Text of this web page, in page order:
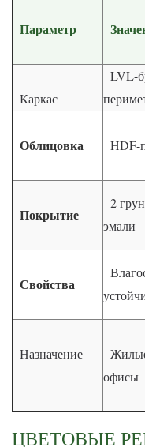
Параметр
Каркас
LVL-
Облицовка HDF-
Покрытие
2
эмали
Свойства
Назначение
офисы
ЦВЕТОВЫЕ